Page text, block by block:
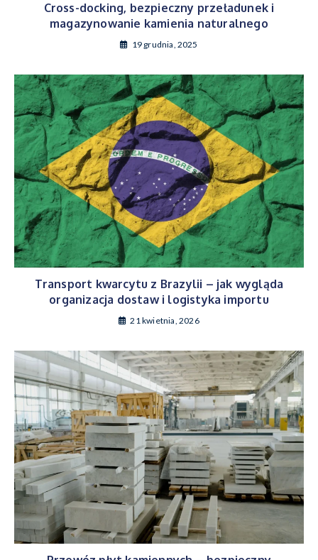
Cross-docking, bezpieczny przeładunek i
magazynowanie kamienia naturalnego
19 grudnia, 2025
Transport kwarcytu z Brazylii – jak wygląda
organizacja dostaw i logistyka importu
21 kwietnia, 2026